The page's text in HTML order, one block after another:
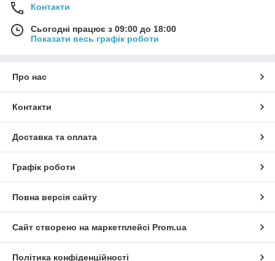
Контакти
Сьогодні працює з 09:00 до 18:00
Показати весь графік роботи
Про нас
Контакти
Доставка та оплата
Графік роботи
Повна версія сайту
Сайт створено на маркетплейсі Prom.ua
Політика конфіденційності